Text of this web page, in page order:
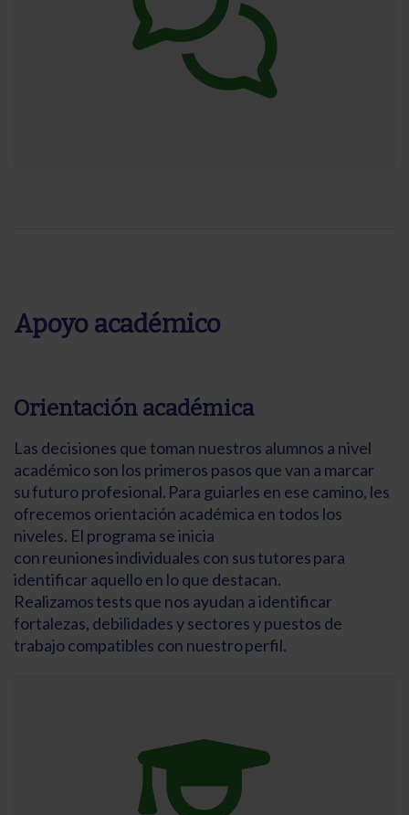
Apoyo académico
Orientación académica
Las decisiones que toman nuestros alumnos a nivel
académico son los primeros pasos que van a marcar
su futuro profesional. Para guiarles en ese camino, les
ofrecemos orientación académica en todos los
niveles. El programa se inicia
con reuniones individuales con sus tutores para
identificar aquello en lo que destacan.
Realizamos tests que nos ayudan a identificar
fortalezas, debilidades y sectores y puestos de
trabajo compatibles con nuestro perfil.